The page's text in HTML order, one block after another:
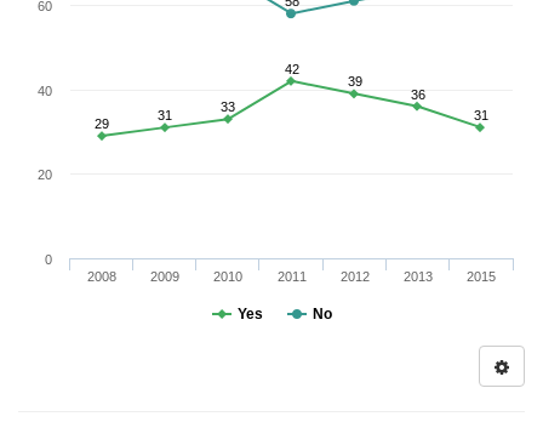
29
31
33
42
39
36
31
Yes No
2008 2009 2010 2011 2012 2013 2015
0
20
40
60